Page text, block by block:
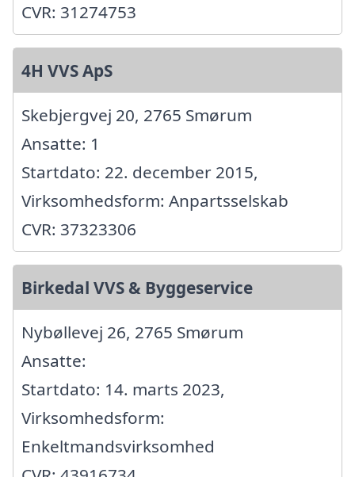
CVR: 31274753
4H VVS ApS
Skebjergvej 20, 2765 Smørum
Ansatte: 1
Startdato: 22. december 2015,
Virksomhedsform: Anpartsselskab
CVR: 37323306
Birkedal VVS & Byggeservice
Nybøllevej 26, 2765 Smørum
Ansatte:
Startdato: 14. marts 2023,
Virksomhedsform:
Enkeltmandsvirksomhed